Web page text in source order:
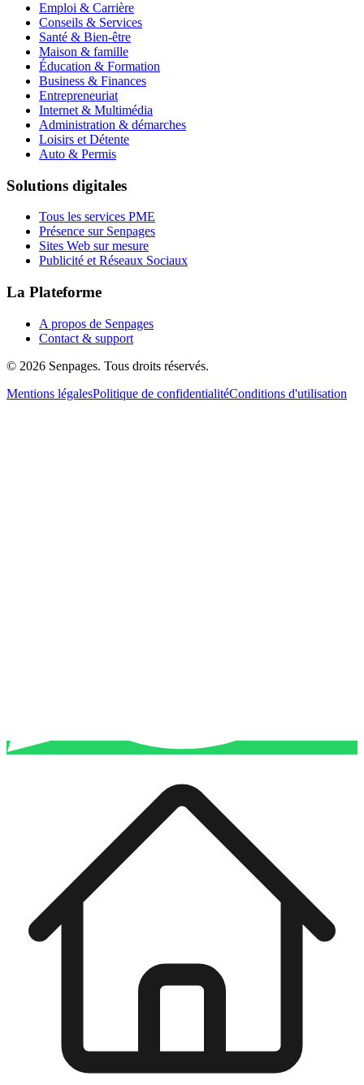
Emploi & Carrière
Conseils & Services
Santé & Bien-être
Maison & famille
Éducation & Formation
Business & Finances
Entrepreneuriat
Internet & Multimédia
Administration & démarches
Loisirs et Détente
Auto & Permis
Solutions digitales
Tous les services PME
Présence sur Senpages
Sites Web sur mesure
Publicité et Réseaux Sociaux
La Plateforme
A propos de Senpages
Contact & support
© 2026 Senpages. Tous droits réservés.
Mentions légalesPolitique de confidentialitéConditions d'utilisation